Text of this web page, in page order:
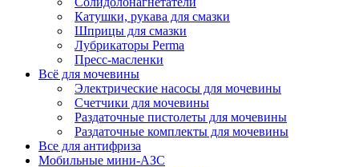
Катушки, рукава для смазки
Шприцы для смазки
Лубрикаторы Perma
Пресс-масленки
Всё для мочевины
Электрические насосы для мочевины
Счетчики для мочевины
Раздаточные пистолеты для мочевины
Раздаточные комплекты для мочевины
Все для антифриза
Мобильные мини-АЗС